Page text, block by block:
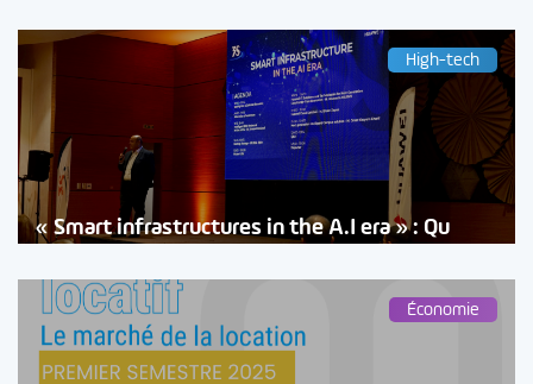
High-tech
« Smart infrastructures in the A.I era » : Qu
Économie